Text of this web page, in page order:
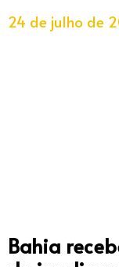
24 de julho de
Bahia